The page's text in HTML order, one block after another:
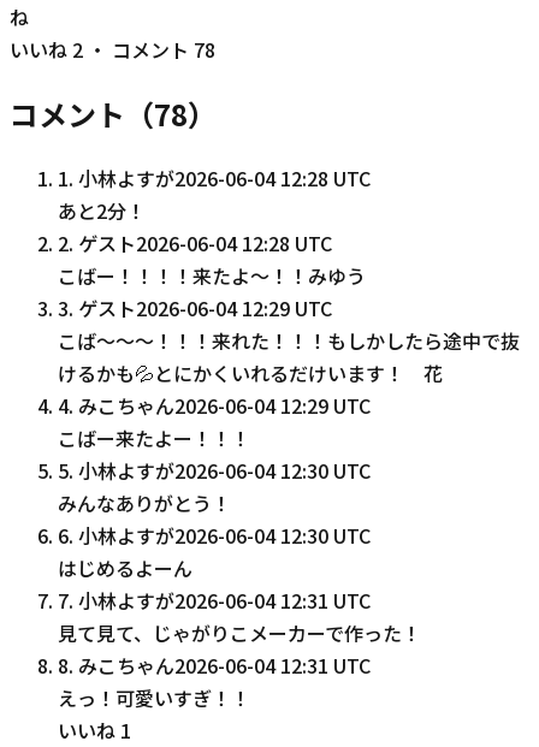
ね
いいね 2 ・ コメント 78
コメント（78）
1. 小林よすが2026-06-04 12:28 UTC
あと2分！
2. ゲスト2026-06-04 12:28 UTC
こばー！！！！来たよ〜！！みゆう
3. ゲスト2026-06-04 12:29 UTC
こば〜〜〜！！！来れた！！！もしかしたら途中で抜
けるかも💦とにかくいれるだけいます！ 花
4. みこちゃん2026-06-04 12:29 UTC
こばー来たよー！！！
5. 小林よすが2026-06-04 12:30 UTC
みんなありがとう！
6. 小林よすが2026-06-04 12:30 UTC
はじめるよーん
7. 小林よすが2026-06-04 12:31 UTC
見て見て、じゃがりこメーカーで作った！
8. みこちゃん2026-06-04 12:31 UTC
えっ！可愛いすぎ！！
いいね 1